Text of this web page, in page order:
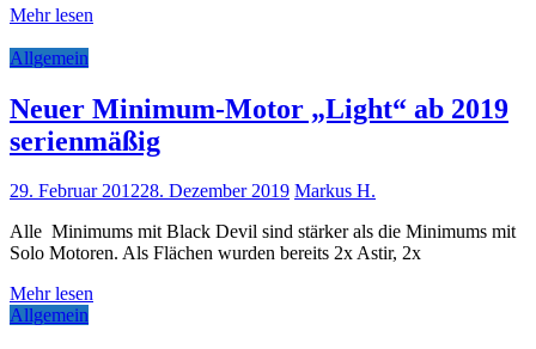
Mehr lesen
Allgemein
Neuer Minimum-Motor „Light“ ab 2019
serienmäßig
29. Februar 201228. Dezember 2019 Markus H.
Alle Minimums mit Black Devil sind stärker als die Minimums mit
Solo Motoren. Als Flächen wurden bereits 2x Astir, 2x
Mehr lesen
Allgemein